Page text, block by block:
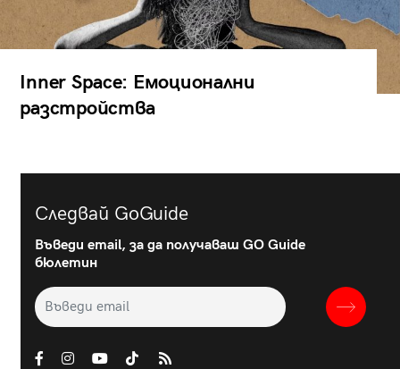
Inner Space: Емоционални
разстройства
Следвай GoGuide
Въведи email, за да получаваш GO Guide
бюлетин